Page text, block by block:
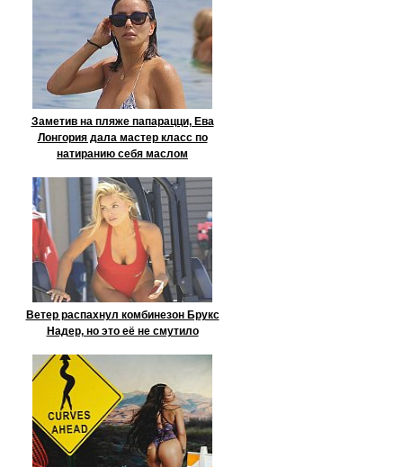
Заметив на пляже папарацци, Ева
Лонгория дала мастер класс по
натиранию себя маслом
Ветер распахнул комбинезон Брукс
Надер, но это её не смутило